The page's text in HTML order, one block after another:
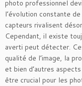
photo professionnel
l’évolution constante
capteurs rivalisent
Cependant, il existe
averti peut détecter.
qualité de l’image, la
et bien d’autres
être crucial pour les